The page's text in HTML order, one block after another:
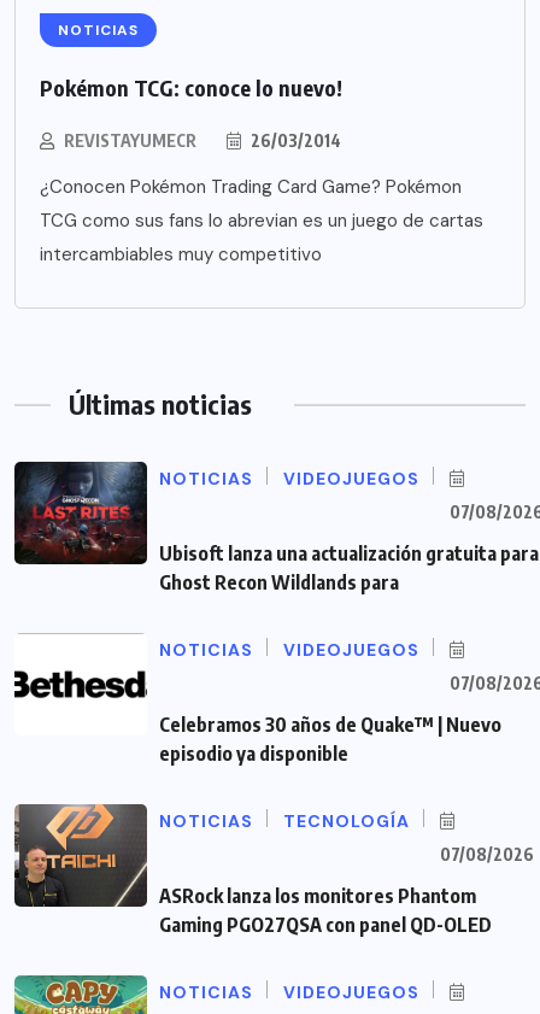
NOTICIAS
Pokémon TCG: conoce lo nuevo!
REVISTAYUMECR 26/03/2014
¿Conocen Pokémon Trading Card Game? Pokémon
TCG como sus fans lo abrevian es un juego de cartas
intercambiables muy competitivo
Últimas noticias
NOTICIAS VIDEOJUEGOS
07/08/
Ubisoft lanza una actualización gratuita para
Ghost Recon Wildlands para
NOTICIAS VIDEOJUEGOS
07/08/
Celebramos 30 años de Quake™ | Nuevo
episodio ya disponible
NOTICIAS TECNOLOGÍA
07/08/2026
ASRock lanza los monitores Phantom
Gaming PGO27QSA con panel QD-OLED
NOTICIAS VIDEOJUEGOS